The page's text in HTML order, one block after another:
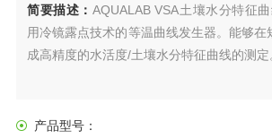
简要描述： AQUALAB VSA土壤水分特征
用冷镜露点技术的等温曲线发生器。能够
成高精度的水活度/土壤水分特征曲线的测定
产品型号：